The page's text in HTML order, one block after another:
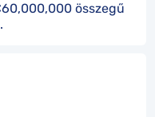
összegű